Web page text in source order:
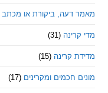
ביקורת או מכתב חשוב (27)
(31)
קרינה (15)
חכמים ומקרינים (17)